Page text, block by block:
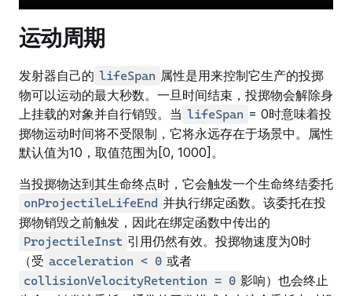
运动周期
发射器自己的 lifeSpan 属性是用来控制它生产的投掷
物可以运动的最大秒数。一旦时间结束，投掷物会解除身
上挂载的对象并自行销毁。当 lifeSpan = 0时意味着投
掷物运动时间将不受限制，它将永远存在于场景中。属性
默认值为10，取值范围为[0, 1000]。
当投掷物达到其生命终点时，它会触发一个生命终结委托
onProjectileLifeEnd 并执行绑定函数。该委托在投
掷物销毁之前触发，因此在绑定函数中传出的
ProjectileInst 引用仍然有效。投掷物速度为0时
（受 acceleration < 0 或者
collisionVelocityRetention = 0 影响）也会终止